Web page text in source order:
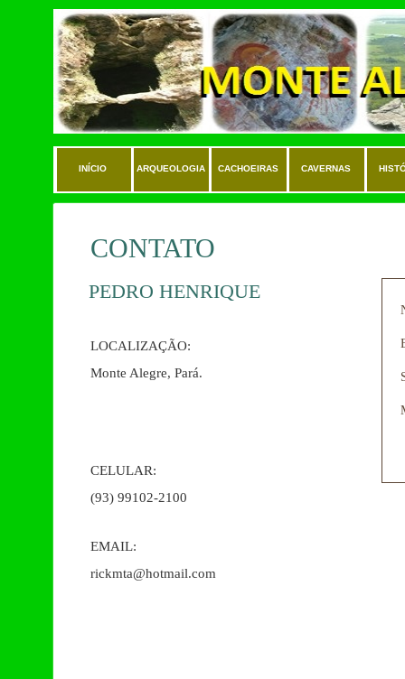
INÍCIO ARQUEOLOGIA CACHOEIRAS CAVERNAS
CONTATO
PEDRO HENRIQUE
LOCALIZAÇÃO:
Monte Alegre, Pará.
CELULAR:
(93) 99102-2100
EMAIL:
rickmta@hotmail.com